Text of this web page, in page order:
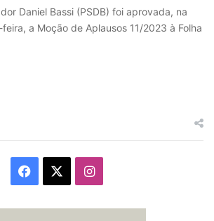
Daniel Bassi (PSDB) foi aprovada, na
a Moção de Aplausos 11/2023 à Folha
Facebook Instagram